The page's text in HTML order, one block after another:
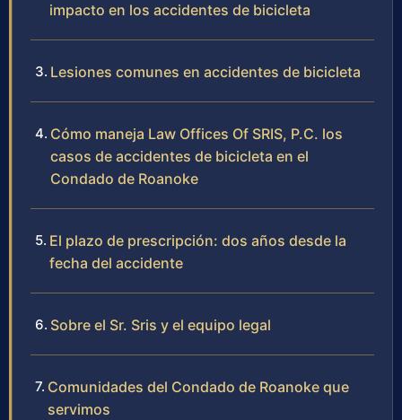
impacto en los accidentes de bicicleta
Lesiones comunes en accidentes de bicicleta
Cómo maneja Law Offices Of SRIS, P.C. los
casos de accidentes de bicicleta en el
Condado de Roanoke
El plazo de prescripción: dos años desde la
fecha del accidente
Sobre el Sr. Sris y el equipo legal
Comunidades del Condado de Roanoke que
servimos